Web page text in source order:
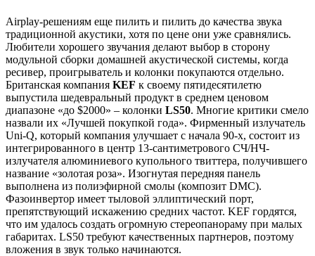
Airplay-решениям еще пилить и пилить до качества звука
традиционной акустики, хотя по цене они уже сравнялись.
Любители хорошего звучания делают выбор в сторону
модульной сборки домашней акустической системы, когда
ресивер, проигрыватель и колонки покупаются отдельно.
Британская компания KEF к своему пятидесятилетю
выпустила шедевральный продукт в среднем ценовом
диапазоне «до $2000» – колонки LS50. Многие критики смело
назвали их «Лучшей покупкой года». Фирменный излучатель
Uni-Q, который компания улучшает с начала 90-х, состоит из
интегрированного в центр 13-сантиметрового СЧ/НЧ-
излучателя алюминиевого купольного твиттера, получившего
название «золотая роза». Изогнутая передняя панель
выполнена из полиэфирной смолы (композит DMC).
Фазоинвертор имеет тыловой эллиптический порт,
препятствующий искажению средних частот. KEF гордятся,
что им удалось создать огромную стереопанораму при малых
габаритах. LS50 требуют качественных партнеров, поэтому
вложения в звук только начинаются.